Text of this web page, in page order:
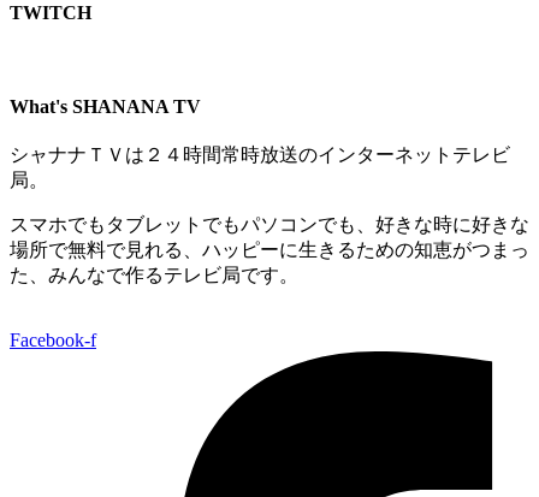
TWITCH​
What's SHANANA TV
シャナナＴＶは２４時間常時放送のインターネットテレビ
局。
スマホでもタブレットでもパソコンでも、好きな時に好きな
場所で無料で見れる、 ハッピーに生きるための知恵がつまっ
た、みんなで作るテレビ局です。
Facebook-f